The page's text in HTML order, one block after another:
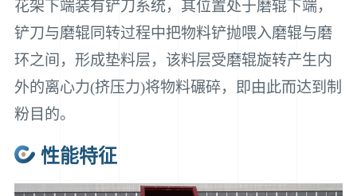
花架下端装有铲刀系统，其位置处于磨辊下端，
铲刀与磨辊同转过程中把物料铲抛喂入磨辊与磨
环之间，形成垫料层，该料层受磨辊旋转产生内
外的离心力(挤压力)将物料碾碎，即由此而达到制
粉目的。
性能特征